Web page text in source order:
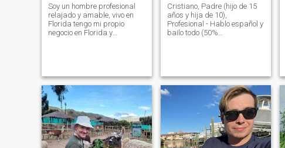
Soy un hombre profesional
relajado y amable, vivo en
Florida tengo mi propio
negocio en Florida y
abierta a todas las
aventuras. Yo viajo a
Colombia con frecuencia.
Cristiano, Padre (hijo de 15
años y hija de 10),
Profesional - Hablo español y
bailo todo (50%